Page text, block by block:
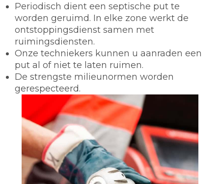
Periodisch dient een septische put te
worden geruimd. In elke zone werkt de
ontstoppingsdienst samen met
ruimingsdiensten.
Onze techniekers kunnen u aanraden een
put al of niet te laten ruimen.
De strengste milieunormen worden
gerespecteerd.